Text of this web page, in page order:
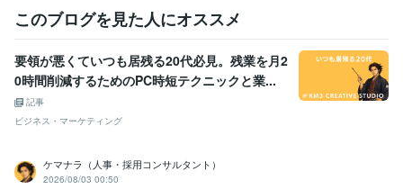
このブログを見た人にオススメ
要領が悪くていつも居残る20代必見。残業を月2
0時間削減するためのPC時短テクニックと業...
記事
ビジネス・マーケティング
ケマナラ（人事・採用コンサルタント）
2026/08/03 00:50